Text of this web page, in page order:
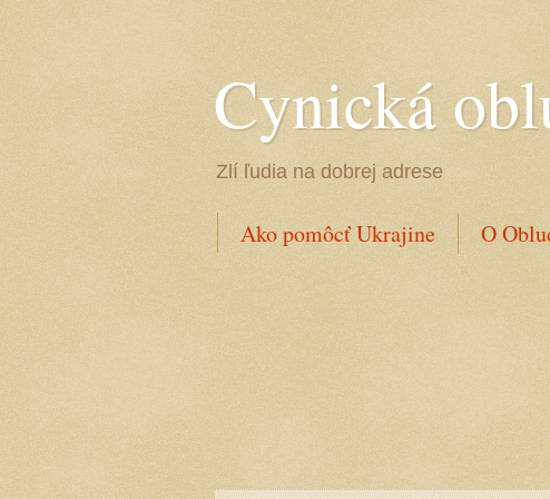
Cynická
Zlí ľudia na dobrej adrese
Ako pomôcť Ukrajine O